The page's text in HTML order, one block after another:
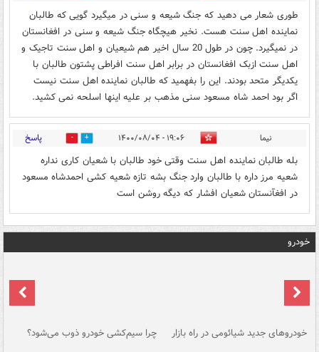
طوری شعار می دهید که جنگ شیعه و سنی در میگیرد گویی که طالبان
نماینده اهل سنت هست. نخیر هیچگاه جنگ شیعه و سنی در افغانستان
در نمیگیرد. چون در طول 20 سال اخیر هم شیعیان و اهل سنت تاجیک و
اهل سنت ازبک افغانستان در برابر اهل سنت افراطی پشتون طالبان با
یکدیگر متحد بودند. این را بفهمید که طالبان نماینده اهل سنت نیست
اگر بود احمد شاه مسعود سنی مذهب بر علیه اینها اسلحه نمی کشید.
نیما ۱۹:۰۶ - ۱۴۰۰/۰۸/۰۴ 13 پاسخ
بله طالبان نماینده اهل سنت وقتی خود طالبان با شعیان کاری نداره
شعیه مرز داره با طالبان وارد جنگ بشه تازه شعیه کشی احمدشاه مسعود
در افغآنستان شعیان افشار که دیگه روشن است
خودرو
خودروهای جدید شیائومی در راه بازار چرا سیم‌کشی خودرو ذوب می‌شود؟